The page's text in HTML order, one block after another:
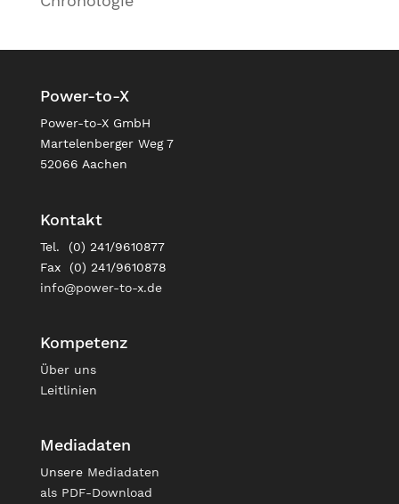
Power-to-X
Power-to-X GmbH
Martelenberger Weg 7
52066 Aachen
Kontakt
Tel. (0) 241/9610877
Fax (0) 241/9610878
info@power-to-x.de
Kompetenz
Über uns
Leitlinien
Mediadaten
Unsere Mediadaten
als PDF-Download